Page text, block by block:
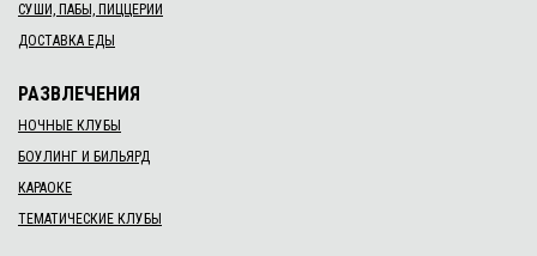
СУШИ, ПАБЫ, ПИЦЦЕРИИ
ДОСТАВКА ЕДЫ
РАЗВЛЕЧЕНИЯ
НОЧНЫЕ КЛУБЫ
БОУЛИНГ И БИЛЬЯРД
КАРАОКЕ
ТЕМАТИЧЕСКИЕ КЛУБЫ